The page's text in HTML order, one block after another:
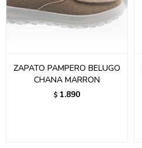
ZAPATO PAMPERO BELUGO
CHANA MARRON
$ 1.890